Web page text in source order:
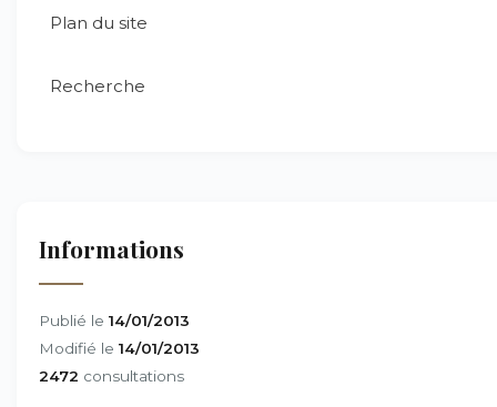
Plan du site
Recherche
Informations
Publié le 14/01/2013
Modifié le 14/01/2013
2472 consultations